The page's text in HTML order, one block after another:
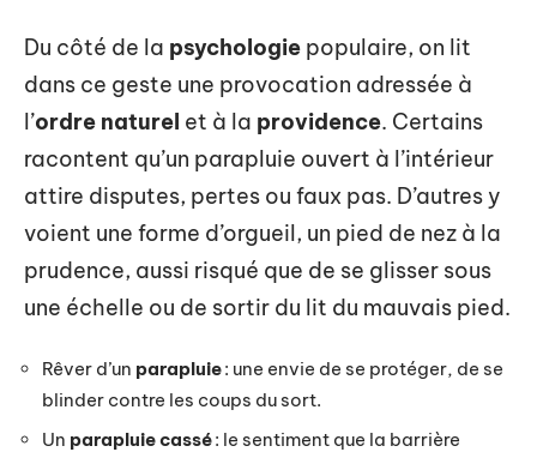
Du côté de la psychologie populaire, on lit
dans ce geste une provocation adressée à
l’ordre naturel et à la providence. Certains
racontent qu’un parapluie ouvert à l’intérieur
attire disputes, pertes ou faux pas. D’autres y
voient une forme d’orgueil, un pied de nez à la
prudence, aussi risqué que de se glisser sous
une échelle ou de sortir du lit du mauvais pied.
Rêver d’un parapluie: une envie de se protéger, de se
blinder contre les coups du sort.
Un parapluie cassé: le sentiment que la barrière